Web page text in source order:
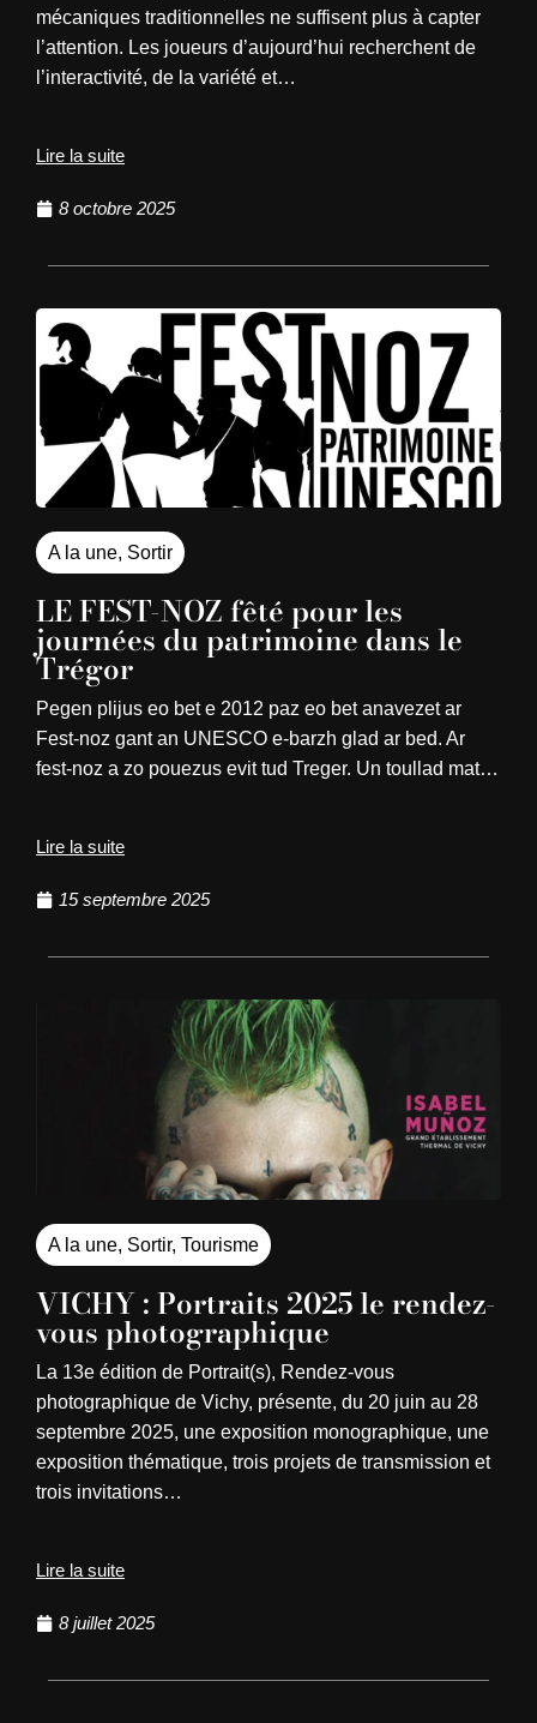
mécaniques traditionnelles ne suffisent plus à capter
l’attention. Les joueurs d’aujourd’hui recherchent de
l’interactivité, de la variété et…
Lire la suite
8 octobre 2025
A la une, Sortir
LE FEST-NOZ fêté pour les
journées du patrimoine dans le
Trégor
Pegen plijus eo bet e 2012 paz eo bet anavezet ar
Fest-noz gant an UNESCO e-barzh glad ar bed. Ar
fest-noz a zo pouezus evit tud Treger. Un toullad mat…
Lire la suite
15 septembre 2025
A la une, Sortir, Tourisme
VICHY : Portraits 2025 le rendez-
vous photographique
La 13e édition de Portrait(s), Rendez-vous
photographique de Vichy, présente, du 20 juin au 28
septembre 2025, une exposition monographique, une
exposition thématique, trois projets de transmission et
trois invitations…
Lire la suite
8 juillet 2025